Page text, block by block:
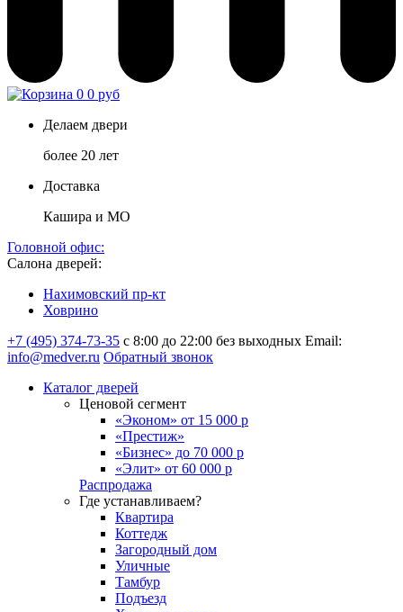
0 0 руб
Делаем двери
более 20 лет
Доставка
Кашира и МО
Головной офис:
Салона дверей:
Нахимовский пр-кт
Ховрино
+7 (495) 374-73-35 с 8:00 до 22:00 без выходных Email:
info@medver.ru Обратный звонок
Каталог дверей
Ценовой сегмент
«Эконом» от 15 000 р
«Престиж»
«Бизнес» до 70 000 р
«Элит» от 60 000 р
Распродажа
Где устанавливаем?
Квартира
Коттедж
Загородный дом
Уличные
Тамбур
Подъезд